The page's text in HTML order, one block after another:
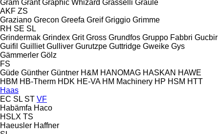
Gram Grant Graphic Whizard Grasselli Graule
AKF ZS
Graziano Grecon Greefa Greif Griggio Grimme
RH SE SL
Grindermak Grindex Grit Gross Grundfos Gruppo Fabbri Gucbir
Guifil Guilliet Gulliver Gurutzpe Guttridge Gweike Gys
Gämmerler Gölz
FS
Güde Günther Güntner H&M HANOMAG HASKAN HAWE
HBM HB‑Therm HDK HE-VA HM Machinery HP HSM HTT
Haas
EC SL ST VF
Habämfa Haco
HSLX TS
Haeusler Haffner